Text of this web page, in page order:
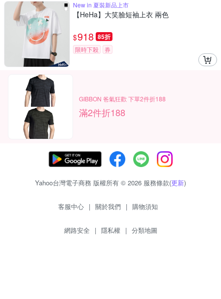
New in 夏裝新品上市
【HeHa】大笑臉短袖上衣 兩色
$918 85折
限時下殺 券
GIBBON 爸氣狂歡 下單2件折188
滿2件折188
Yahoo台灣電子商務 版權所有 © 2026 服務條款(更新)
客服中心 | 關於我們 | 購物須知
網路安全 | 隱私權 | 分類地圖